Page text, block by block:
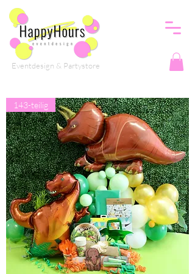
Eventdesign & Partystore
143-teilig